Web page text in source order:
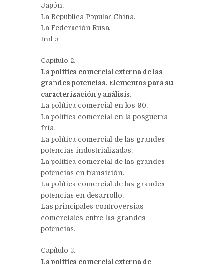
Japón.
La República Popular China.
La Federación Rusa.
India.
Capítulo 2.
La política comercial externa de las
grandes potencias. Elementos para su
caracterización y análisis.
La política comercial en los 90.
La política comercial en la posguerra
fría.
La política comercial de las grandes
potencias industrializadas.
La política comercial de las grandes
potencias en transición.
La política comercial de las grandes
potencias en desarrollo.
Las principales controversias
comerciales entre las grandes
potencias.
Capítulo 3.
La política comercial externa de